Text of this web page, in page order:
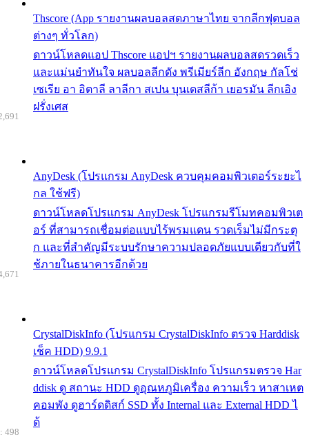
Thscore (App รายงานผลบอลสดภาษาไทย จากลีกฟุตบอล
ต่างๆ ทั่วโลก)
ดาวน์โหลดแอป Thscore แอปฯ รายงานผลบอลสดรวดเร็ว
และแม่นยำทันใจ ผลบอลลีกดัง พรีเมียร์ลีก อังกฤษ กัลโช่
เซเรีย อา อิตาลี ลาลีกา สเปน บุนเดสลีก้า เยอรมัน ลีกเอิง
ฝรั่งเศส
AnyDesk (โปรแกรม AnyDesk ควบคุมคอมพิวเตอร์ระยะไ
กล ใช้ฟรี)
ดาวน์โหลดโปรแกรม AnyDesk โปรแกรมรีโมทคอมพิวเต
อร์ ที่สามารถเชื่อมต่อแบบไร้พรมแดน รวดเร็มไม่มีกระตุ
ก และที่สำคัญมีระบบรักษาความปลอดภัยแบบเดียวกับที่ใ
ช้ภายในธนาคารอีกด้วย
CrystalDiskInfo (โปรแกรม CrystalDiskInfo ตรวจ Harddisk
เช็ค HDD) 9.9.1
ดาวน์โหลดโปรแกรม CrystalDiskInfo โปรแกรมตรวจ Har
ddisk ดู สถานะ HDD ดูอุณหภูมิเครื่อง ความเร็ว หาสาเหต
คอมพัง ดูฮาร์ดดิสก์ SSD ทั้ง Internal และ External HDD ไ
ด้
498